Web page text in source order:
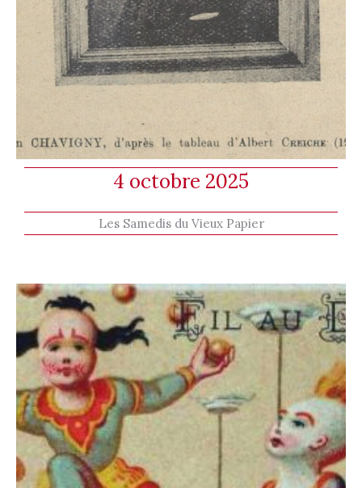
4 octobre 2025
Les Samedis du Vieux Papier